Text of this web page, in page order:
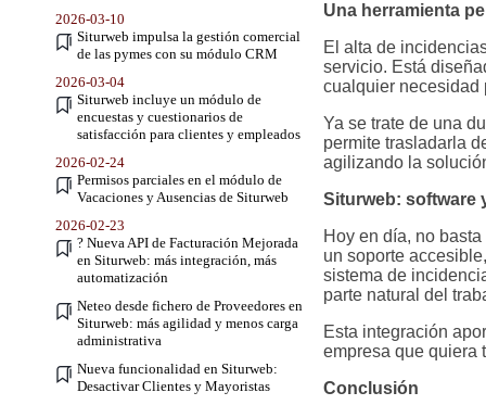
2026-03-10
Siturweb impulsa la gestión comercial
de las pymes con su módulo CRM
2026-03-04
Siturweb incluye un módulo de
encuestas y cuestionarios de
satisfacción para clientes y empleados
2026-02-24
Permisos parciales en el módulo de
Vacaciones y Ausencias de Siturweb
2026-02-23
? Nueva API de Facturación Mejorada
en Siturweb: más integración, más
automatización
Neteo desde fichero de Proveedores en
Siturweb: más agilidad y menos carga
administrativa
Nueva funcionalidad en Siturweb:
Desactivar Clientes y Mayoristas
Una herramienta
El alta de
servicio. Está
cualquier necesidad
Ya se trate de una
permite trasladarla
agilizando la
Siturweb: software
Hoy en día, no
un soporte
sistema de
parte natural del
Esta integración
empresa que quiera
Conclusión